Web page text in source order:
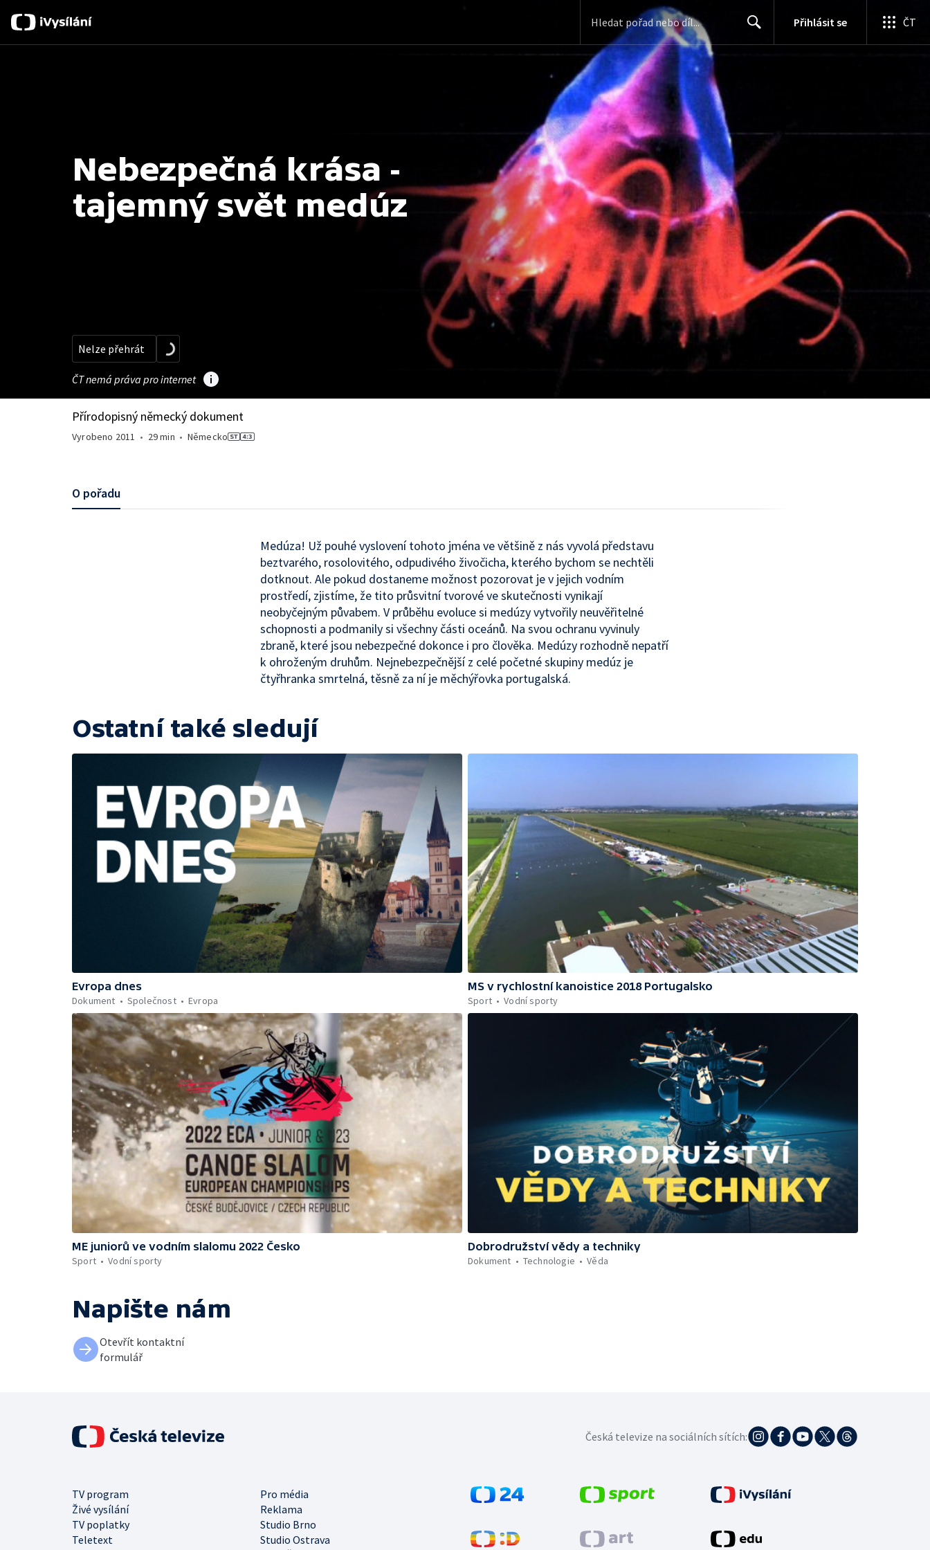
Přihlásit se ČT
Nebezpečná krása -
tajemný svět medúz
Nelze přehrát
ČT nemá práva pro internet
Přírodopisný německý dokument
Vyrobeno 2011 • 29 min • Německo
O pořadu
Medúza! Už pouhé vyslovení tohoto jména ve většině z nás vyvolá představu
beztvarého, rosolovitého, odpudivého živočicha, kterého bychom se nechtěli
dotknout. Ale pokud dostaneme možnost pozorovat je v jejich vodním
prostředí, zjistíme, že tito průsvitní tvorové ve skutečnosti vynikají
neobyčejným půvabem. V průběhu evoluce si medúzy vytvořily neuvěřitelné
schopnosti a podmanily si všechny části oceánů. Na svou ochranu vyvinuly
zbraně, které jsou nebezpečné dokonce i pro člověka. Medúzy rozhodně nepatří
k ohroženým druhům. Nejnebezpečnější z celé početné skupiny medúz je
čtyřhranka smrtelná, těsně za ní je měchýřovka portugalská.
Ostatní také sledují
Evropa dnes
Dokument
Společnost Evropa
MS v rychlostní kanoistice 2018 Portugalsko
Sport
Vodní sporty
ME juniorů ve vodním slalomu 2022 Česko
Sport
Vodní sporty
Dobrodružství vědy a techniky
Dokument
Technologie Věda
Napište nám
Otevřít kontaktní
formulář
TV program
Pro média
Živé vysílání
Reklama
TV poplatky
Studio Brno
Teletext
Studio Ostrava
Česká televize na sociálních sítích: